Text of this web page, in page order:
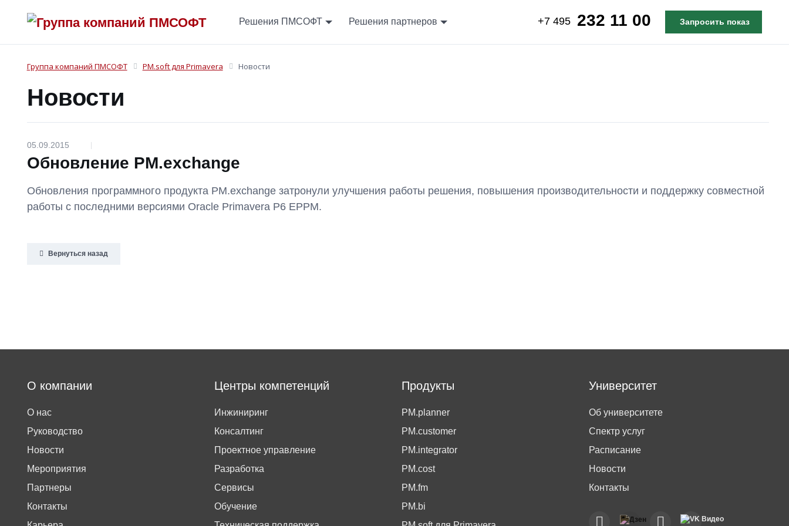
+7 495 232 11 00 Запросить показ
Решения ПМСОФТ Решения партнеров
Группа компаний ПМСОФТ PM.soft для Primavera Новости
Новости
05.09.2015 |
Обновление PM.exchange
Обновления программного продукта PM.exchange затронули улучшения работы решения, повышения производительности и поддержку совместной
работы с последними версиями Oracle Primavera P6 EPPM.
Вернуться назад
О компании
О нас
Руководство
Новости
Мероприятия
Партнеры
Контакты
Центры компетенций
Инжиниринг
Консалтинг
Проектное управление
Разработка
Сервисы
Обучение
Продукты
PM.planner
PM.customer
PM.integrator
PM.cost
PM.fm
PM.bi
Университет
Об университете
Спектр услуг
Расписание
Новости
Контакты